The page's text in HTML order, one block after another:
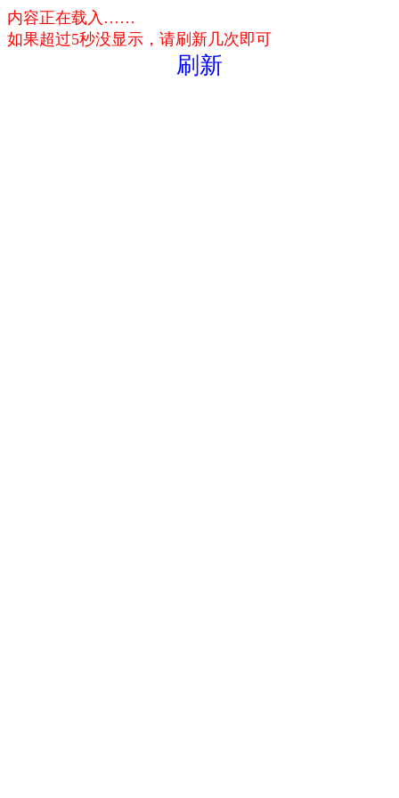
内容正在载入……
如果超过5秒没显示，请刷新几次即可
刷新